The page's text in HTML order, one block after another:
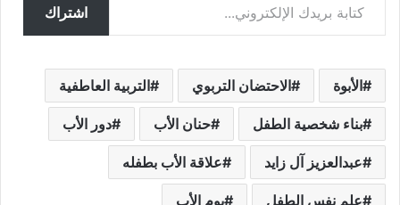
اشتراك
الأبوة الاحتضان التربوي التربية العاطفية
بناء شخصية الطفل حنان الأب دور الأب
عبدالعزيز آل زايد علاقة الأب بطفله
علم نفس الطفل يوم الأب